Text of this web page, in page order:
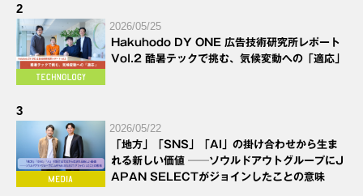
2
2026/05/25
Hakuhodo DY ONE 広告技術研究所レポート
Vol.2 酷暑テックで挑む、気候変動への「適応」
3
2026/05/22
「地方」「SNS」「AI」の掛け合わせから生ま
れる新しい価値 ──ソウルドアウトグループにJ
APAN SELECTがジョインしたことの意味